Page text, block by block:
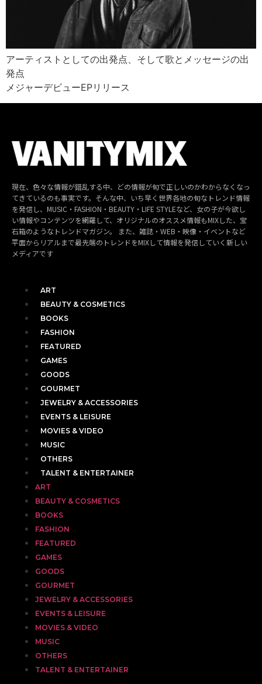
アーティストとしての出発点、そして歌とメッセージの出
発点
メジャーデビューEPリリース
現在、色々な情報が錯乱する中、どの情報が旬で正しいのかわからなくなっ
てきているのも事実です。そんな中、いち早く世界各地の旬なトレンド情報
を発信し、MUSIC・FASHION・BEAUTY・LIFE STYLEなど、女の子が今欲し
い情報やコンテンツを網羅して、オリジナルのオススメ情報もMIXした、宝
石箱のようなトレンドマガジン。 また、雑誌・WEB・映像・イベントなど
平面からリアルまで最先端のトレンドをMIXして情報を発信していく新しい
メディアです
ART
BEAUTY & COSMETICS
BOOKS
FASHION
FEATURED
GAMES
GOODS
GOURMET
JEWELRY & ACCESSORIES
EVENTS & LEISURE
MOVIES & VIDEO
MUSIC
OTHERS
TALENT & ENTERTAINER
ART
BEAUTY & COSMETICS
BOOKS
FASHION
FEATURED
GAMES
GOODS
GOURMET
JEWELRY & ACCESSORIES
EVENTS & LEISURE
MOVIES & VIDEO
MUSIC
OTHERS
TALENT & ENTERTAINER